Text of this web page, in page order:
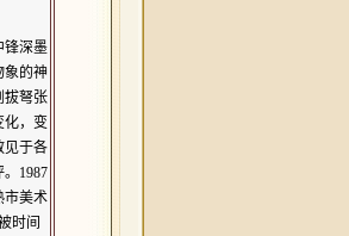
锋深墨
象的神
拔弩张
化，变
见于各
1987
市美术
时间